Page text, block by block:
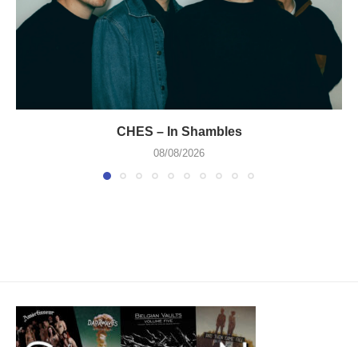
CHES – In Shambles
08/08/2026